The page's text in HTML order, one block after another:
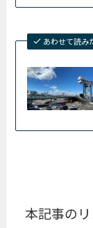
あわせて読み
本記事のリ